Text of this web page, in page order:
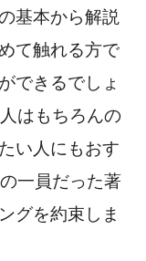
基本から解説
て触れる方で
できるでしょ
はもちろんの
い人にもおす
一員だった著
グを約束しま